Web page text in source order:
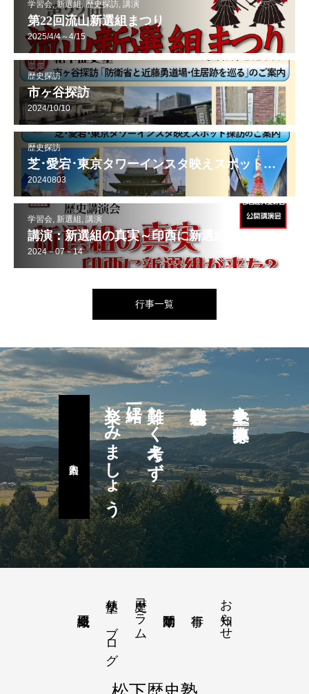
学習会, 新選組, 歴史探訪, 講演
第22回流山新選組まつり
2025/4/4～4/15
歴史探訪
市ヶ谷探訪
2024/10/10
歴史探訪
芝･愛宕･東京タワーインスタ映えスポット探訪
20240803
学習会, 新選組, 講演
講演：新選組の真実～印西に新選組が来た？
2024－07－14
行事一覧
塾生を募集中
難しく考えず
一緒に
楽しみましょう
お知らせ
歴史コラム
塾便り－ブログ